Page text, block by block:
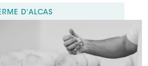
D'ALCAS